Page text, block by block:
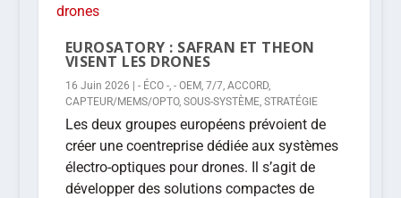
EUROSATORY : SAFRAN ET THEON
VISENT LES DRONES
16 Juin 2026 - ÉCO -, - OEM, 7/7, ACCORD,
CAPTEUR/MEMS/OPTO, SOUS-SYSTÈME, STRATÉGIE
Les deux groupes européens prévoient de
créer une coentreprise dédiée aux systèmes
électro-optiques pour drones. Il s’agit de
développer des solutions compactes de